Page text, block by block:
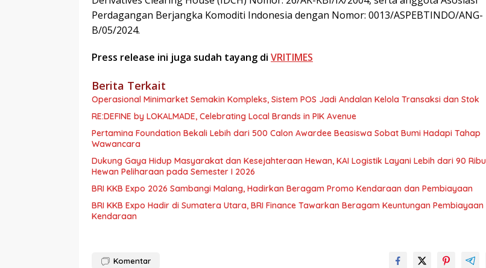
Perdagangan Berjangka Komoditi Indonesia dengan Nomor: 0013/ASPEBTINDO/ANG-
B/05/2024.
Press release ini juga sudah tayang di VRITIMES
Berita Terkait
Operasional Minimarket Semakin Kompleks, Sistem POS Jadi Andalan Kelola Transaksi dan Stok
RE:DEFINE by LOKALMADE, Celebrating Local Brands in PIK Avenue
Pertamina Foundation Bekali Lebih dari 500 Calon Awardee Beasiswa Sobat Bumi Hadapi Tahap
Wawancara
Dukung Gaya Hidup Masyarakat dan Kesejahteraan Hewan, KAI Logistik Layani Lebih dari 90 Ribu
Hewan Peliharaan pada Semester I 2026
BRI KKB Expo 2026 Sambangi Malang, Hadirkan Beragam Promo Kendaraan dan Pembiayaan
BRI KKB Expo Hadir di Sumatera Utara, BRI Finance Tawarkan Beragam Keuntungan Pembiayaan
Kendaraan
Komentar